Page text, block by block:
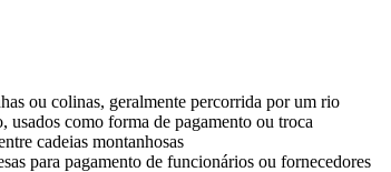
ou colinas, geralmente percorrida por um rio
como forma de pagamento ou troca
cadeias montanhosas
para pagamento de funcionários ou fornecedores